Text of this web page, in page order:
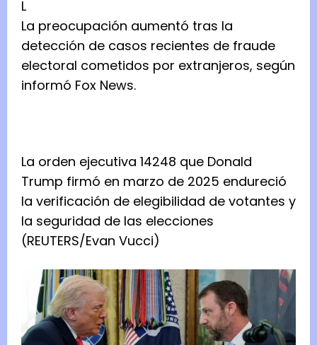
L
La preocupación aumentó tras la
detección de casos recientes de fraude
electoral cometidos por extranjeros, según
informó Fox News.
La orden ejecutiva 14248 que Donald
Trump firmó en marzo de 2025 endureció
la verificación de elegibilidad de votantes y
la seguridad de las elecciones
(REUTERS/Evan Vucci)